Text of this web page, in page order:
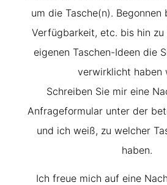
um die Tasche(n). Begonnen
Verfügbarkeit, etc. bis hin zu
eigenen Taschen-Ideen die
verwirklicht haben
Schreiben Sie mir eine
Anfrageformular unter der
und ich weiß, zu welcher
haben.
Ich freue mich auf eine